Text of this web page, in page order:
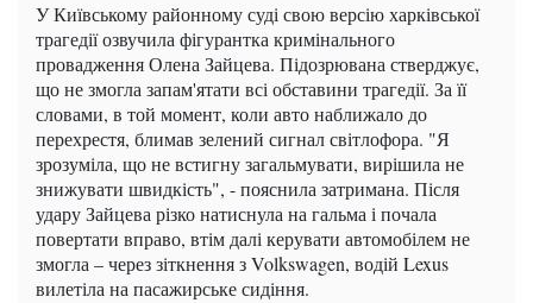
У Київському районному суді свою версію харківської
трагедії озвучила фігурантка кримінального
провадження Олена Зайцева. Підозрювана стверджує,
що не змогла запам'ятати всі обставини трагедії. За її
словами, в той момент, коли авто наближало до
перехрестя, блимав зелений сигнал світлофора. "Я
зрозуміла, що не встигну загальмувати, вирішила не
знижувати швидкість", - пояснила затримана. Після
удару Зайцева різко натиснула на гальма і почала
повертати вправо, втім далі керувати автомобілем не
змогла – через зіткнення з Volkswagen, водій Lexus
вилетіла на пасажирське сидіння.